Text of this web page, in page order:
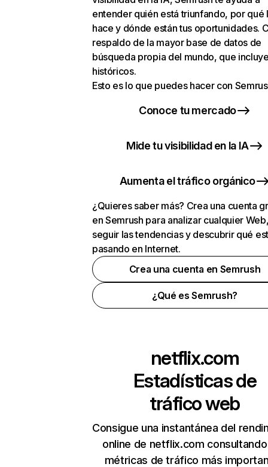
entender quién está triunfando, por qué
hace y dónde están tus oportunidades.
respaldo de la mayor base de datos de
búsqueda propia del mundo, que
históricos.
Esto es lo que puedes hacer con
Conoce tu mercado
Mide tu visibilidad en la IA
Aumenta el tráfico orgánico
¿Quieres saber más? Crea una cuenta
en Semrush para analizar cualquier
seguir las tendencias y descubrir qué
pasando en Internet.
Crea una cuenta en Semrush
¿Qué es Semrush?
netflix.com
Estadísticas de
tráfico web
Consigue una instantánea del
online de netflix.com
métricas de tráfico más